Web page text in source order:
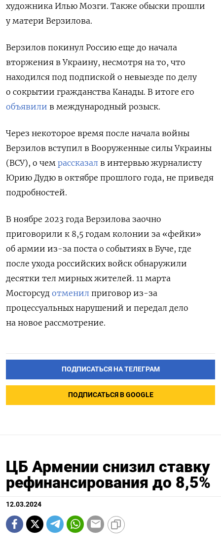
художника Илью Мозги. Также обыски прошли
у матери Верзилова.
Верзилов покинул Россию еще до начала
вторжения в Украину, несмотря на то, что
находился под подпиской о невыезде по делу
о сокрытии гражданства Канады. В итоге его
объявили в международный розыск.
Через некоторое время после начала войны
Верзилов вступил в Вооруженные силы Украины
(ВСУ), о чем рассказал в интервью журналисту
Юрию Дудю в октябре прошлого года, не приведя
подробностей.
В ноябре 2023 года Верзилова заочно
приговорили к 8,5 годам колонии за «фейки»
об армии из-за поста о событиях в Буче, где
после ухода российских войск обнаружили
десятки тел мирных жителей. 11 марта
Мосгорсуд отменил приговор из-за
процессуальных нарушений и передал дело
на новое рассмотрение.
ПОДПИСАТЬСЯ НА ТЕЛЕГРАМ
ПОДПИСАТЬСЯ В GOOGLE
ЦБ Армении снизил ставку
рефинансирования до 8,5%
12.03.2024